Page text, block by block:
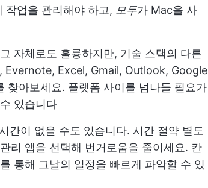
작업을 관리해야 하고, 모두가 Mac을 사
자체로도 훌륭하지만, 기술 스택의 다른
Evernote, Excel, Gmail, Outlook, Google
찾아보세요. 플랫폼 사이를 넘나들 필요가
있습니다
간이 없을 수도 있습니다. 시간 절약 별도
리 앱을 선택해 번거로움을 줄이세요. 칸
통해 그날의 일정을 빠르게 파악할 수 있